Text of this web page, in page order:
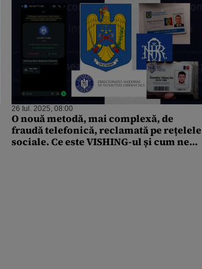
26 Iul. 2025, 08:00
O nouă metodă, mai complexă, de
fraudă telefonică, reclamată pe rețelele
sociale. Ce este VISHING-ul și cum ne